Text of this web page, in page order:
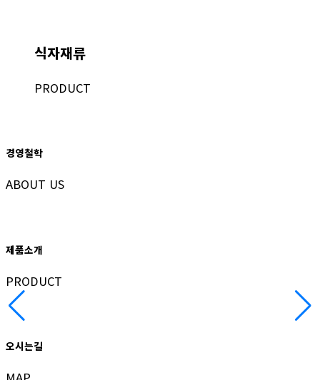
식자재류
PRODUCT
경영철학
ABOUT US
제품소개
PRODUCT
오시는길